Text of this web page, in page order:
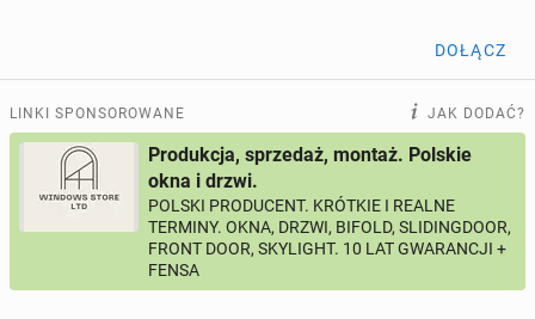
ogłoszeń online
PROFILE KANDYDATÓW 295 profili online
USŁUGI 167ogłoszeń online
MOTORYZACJA 12ogłoszeń online
DOŁĄCZ
LINKI SPONSOROWANE JAK DODAĆ?
Produkcja, sprzedaż, montaż. Polskie
okna i drzwi.
POLSKI PRODUCENT. KRÓTKIE I REALNE
TERMINY. OKNA, DRZWI, BIFOLD, SLIDINGDOOR,
FRONT DOOR, SKYLIGHT. 10 LAT GWARANCJI +
FENSA